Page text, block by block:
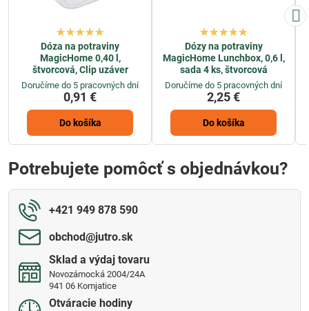
Dóza na potraviny
MagicHome 0,40 l,
štvorcová, Clip uzáver
Doručíme do 5 pracovných dní
0,91 €
Do košíka
Dózy na potraviny
MagicHome Lunchbox, 0,6 l,
sada 4 ks, štvorcová
Doručíme do 5 pracovných dní
2,25 €
Do košíka
Potrebujete pomôcť s objednávkou?
+421 949 878 590
obchod​@jutro​.sk
Sklad a výdaj tovaru
Novozámocká 2004/24A
941 06 Komjatice
Otváracie hodiny